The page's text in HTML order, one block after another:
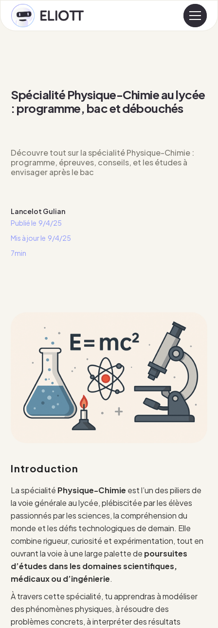
Spécialité Physique-Chimie au lycée
: programme, bac et débouchés
Découvre tout sur la spécialité Physique-Chimie :
programme, épreuves, conseils, et les études à
envisager après le bac
Lancelot Gulian
Publié le 9/4/25
Mis à jour le 9/4/25
7min
Introduction
La spécialité Physique-Chimie est l’un des piliers de
la voie générale au lycée, plébiscitée par les élèves
passionnés par les sciences, la compréhension du
monde et les défis technologiques de demain. Elle
combine rigueur, curiosité et expérimentation, tout en
ouvrant la voie à une large palette de poursuites
d’études dans les domaines scientifiques,
médicaux ou d’ingénierie.
À travers cette spécialité, tu apprendras à modéliser
des phénomènes physiques, à résoudre des
problèmes concrets, à interpréter des résultats